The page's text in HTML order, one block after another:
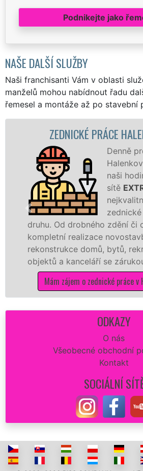
Podnikejte jako
NAŠE DALŠÍ SLUŽBY
Naši franchisanti Vám v oblasti
manželů mohou nabídnout řadu
řemesel a montáže až po stavební
ZEDNICKÉ PRÁCE
Denně pro Vás
Halenkovicích
naši hodinoví
sítě
EXTRA
nejkvalitnější a
zednické
druhu. Od drobného zdění či oprav
kompletní realizace novostavby či
rekonstrukce domů, bytů,
objektů a kanceláří se zárukou
Mám zájem o zednické práce v
ODKAZY
O nás
Všeobecné obchodní
Kontakt
SOCIÁLNÍ